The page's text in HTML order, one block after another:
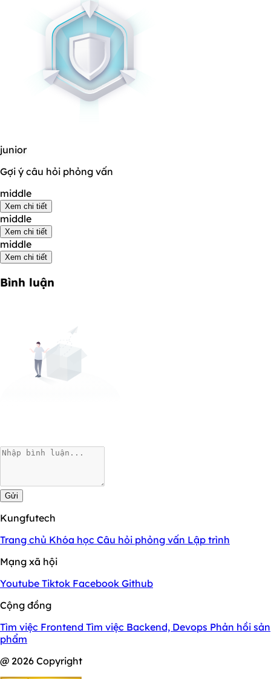
junior
Gợi ý câu hỏi phỏng vấn
middle
Xem chi tiết
middle
Xem chi tiết
middle
Xem chi tiết
Bình luận
Gửi
Kungfutech
Trang chủ Khóa học Câu hỏi phỏng vấn Lập trình
Mạng xã hội
Youtube Tiktok Facebook Github
Cộng đồng
Tìm việc Frontend Tìm việc Backend, Devops Phản hồi sản
phẩm
@ 2026 Copyright